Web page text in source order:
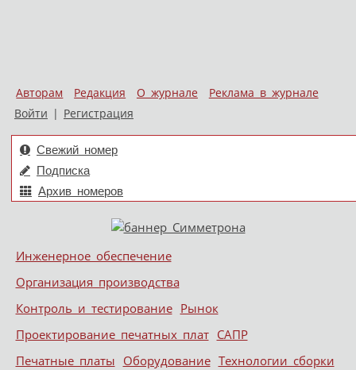
Авторам Редакция О журнале
Реклама в журнале
Войти | Регистрация
Свежий номер
Подписка
Архив номеров
Меню
Skip to content
Инженерное обеспечение
Организация производства
Контроль и тестирование Рынок
Проектирование печатных плат САПР
Печатные платы Оборудование Технологии сборки